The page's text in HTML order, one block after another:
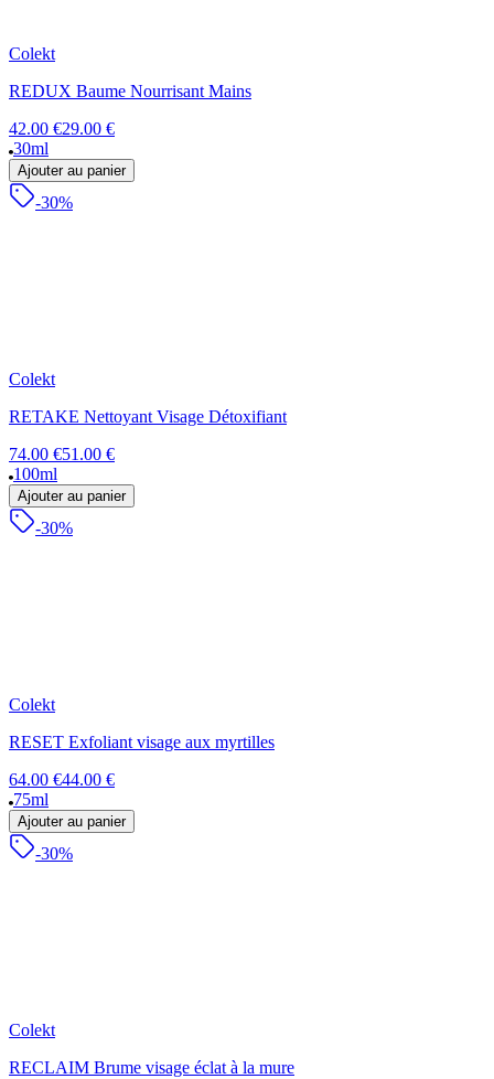
Colekt
REDUX Baume Nourrisant Mains
42.00 €29.00 €
30ml
Ajouter au panier
-30%
Colekt
RETAKE Nettoyant Visage Détoxifiant
74.00 €51.00 €
100ml
Ajouter au panier
-30%
Colekt
RESET Exfoliant visage aux myrtilles
64.00 €44.00 €
75ml
Ajouter au panier
-30%
Colekt
RECLAIM Brume visage éclat à la mure